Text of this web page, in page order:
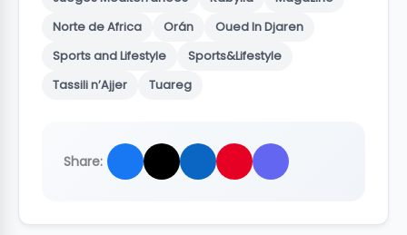
Norte de Africa
Orán
Oued In Djaren
Sports and Lifestyle
Sports&Lifestyle
Tassili n’Ajjer
Tuareg
Share: